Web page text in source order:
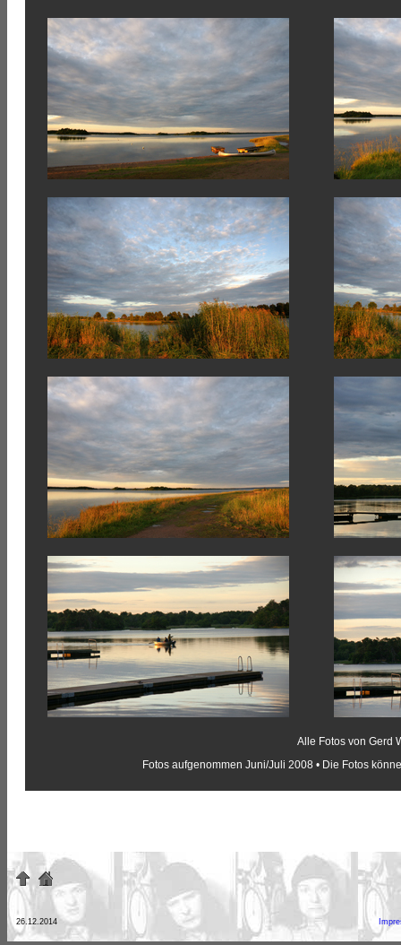
Alle Fotos von Gerd
Fotos aufgenommen Juni/Juli 2008 • Die Fotos
26.12.2014